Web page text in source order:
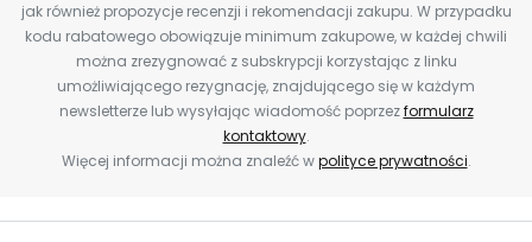
jak również propozycje recenzji i rekomendacji zakupu. W przypadku
kodu rabatowego obowiązuje minimum zakupowe, w każdej chwili
można zrezygnować z subskrypcji korzystając z linku
umożliwiającego rezygnację, znajdującego się w każdym
newsletterze lub wysyłając wiadomość poprzezformularz
kontaktowy.
Więcej informacji można znaleźć wpolityce prywatności.